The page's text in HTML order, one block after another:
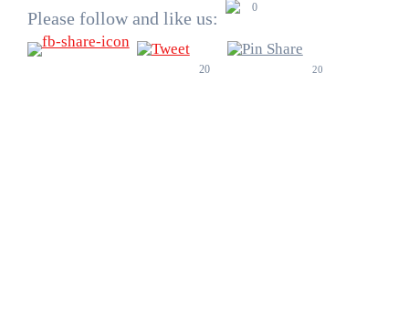
Please follow and like us:
0
20 20